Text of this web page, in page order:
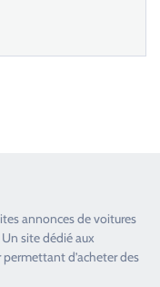
annonces devoitures
site dédié aux
permettant d’acheter des